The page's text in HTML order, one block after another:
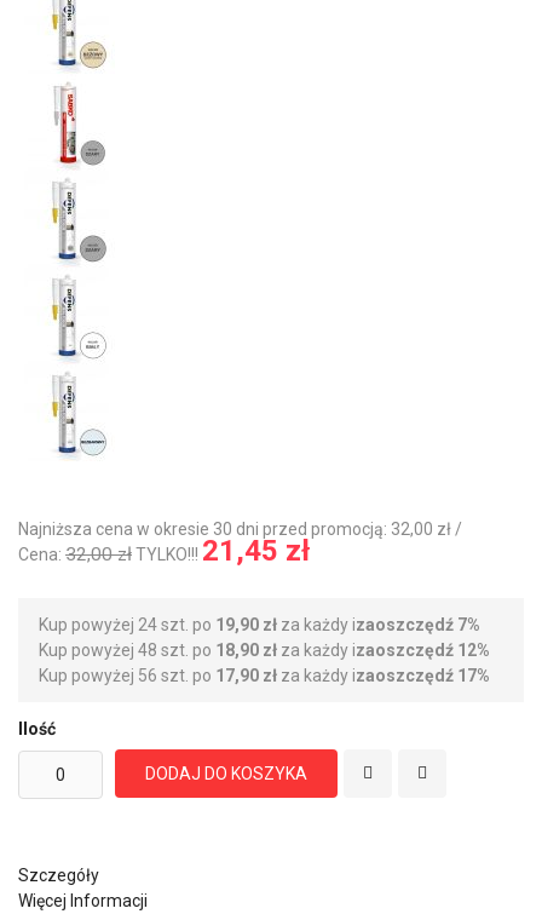
Najniższa cena w okresie 30 dni przed promocją: 32,00 zł /
Cena: 32,00 złTYLKO!!! 21,45 zł
Kup powyżej 24 szt. po 19,90 zł za każdy izaoszczędź 7%
Kup powyżej 48 szt. po 18,90 zł za każdy izaoszczędź 12%
Kup powyżej 56 szt. po 17,90 zł za każdy izaoszczędź 17%
Ilość
DODAJ DO KOSZYKA
Szczegóły
Więcej Informacji